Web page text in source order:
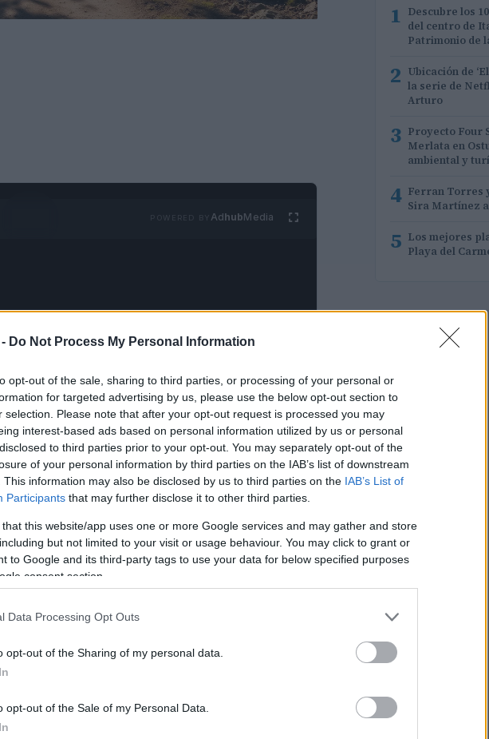
Do Not Process My Personal Information
opt-out of the sale, sharing to third parties, or processing of your personal or
for targeted advertising by us, please use the below opt-out section to
selection. Please note that after your opt-out request is processed you may
interest-based ads based on personal information utilized by us or personal
to third parties prior to your opt-out. You may separately opt-out of the
of your personal information by third parties on the IAB’s list of downstream
This information may also be disclosed by us to third parties on the IAB’s List of
Participants that may further disclose it to other third parties.
that this website/app uses one or more Google services and may gather and store
but not limited to your visit or usage behaviour. You may click to grant or
to Google and its third-party tags to use your data for below specified purposes
consent section.
Data Processing Opt Outs
opt-out of the Sharing of my personal data.
opt-out of the Sale of my Personal Data.
AdhubMedia
que combine naturaleza, historia y
1 Descubre los
del centro de
Patrimonio de
2 Ubicación de
la serie de
Arturo
3 Proyecto Four
Merlata en
ambiental y
4 Ferran Torres
Sira Martínez
5 Los mejores
Playa del